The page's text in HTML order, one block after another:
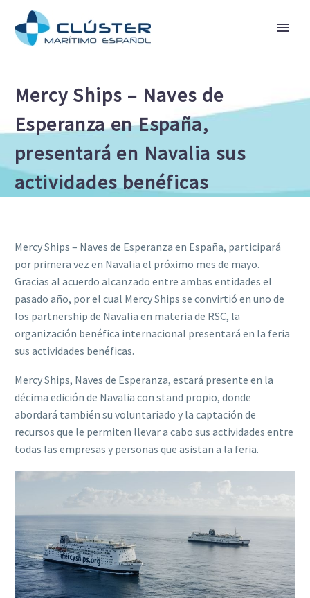
Mercy Ships – Naves de
Esperanza en España,
presentará en Navalia sus
actividades benéficas
Mercy Ships – Naves de Esperanza en España, participará
por primera vez en Navalia el próximo mes de mayo.
Gracias al acuerdo alcanzado entre ambas entidades el
pasado año, por el cual Mercy Ships se convirtió en uno de
los partnership de Navalia en materia de RSC, la
organización benéfica internacional presentará en la feria
sus actividades benéficas.
Mercy Ships, Naves de Esperanza, estará presente en la
décima edición de Navalia con stand propio, donde
abordará también su voluntariado y la captación de
recursos que le permiten llevar a cabo sus actividades entre
todas las empresas y personas que asistan a la feria.